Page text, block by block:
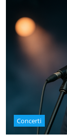
Concerti